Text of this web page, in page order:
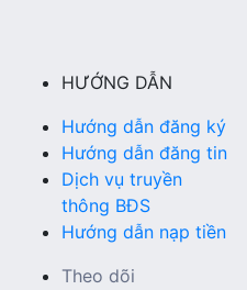
HƯỚNG DẪN
Hướng dẫn đăng ký
Hướng dẫn đăng tin
Dịch vụ truyền
thông BĐS
Hướng dẫn nạp tiền
Theo dõi